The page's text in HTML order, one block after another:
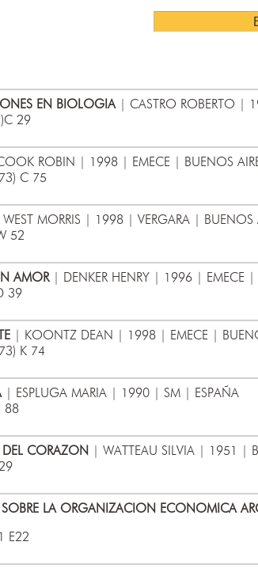
EN BIOLOGIA | CASTRO ROBERTO |
29
ROBIN | 1998 | EMECE | BUENOS
C 75
MORRIS | 1998 | VERGARA | BUENOS
52
AMOR| DENKER HENRY | 1996 | EMECE |
39
| KOONTZ DEAN | 1998 | EMECE |
K 74
| ESPLUGA MARIA | 1990 | SM | ESPAÑA
88
DEL CORAZON
| WATTEAU SILVIA | 1951 |
SOBRE LA ORGANIZACION ECONOMICA
E22